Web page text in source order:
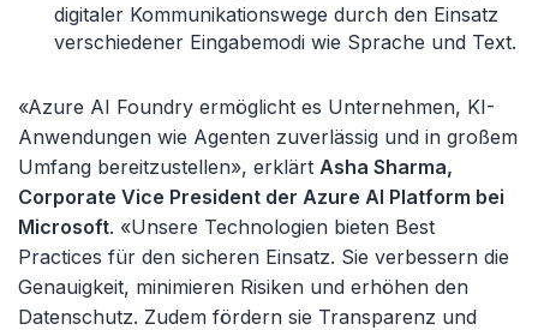
digitaler Kommunikationswege durch den Einsatz
verschiedener Eingabemodi wie Sprache und Text.
«Azure AI Foundry ermöglicht es Unternehmen, KI-
Anwendungen wie Agenten zuverlässig und in großem
Umfang bereitzustellen», erklärt Asha Sharma,
Corporate Vice President der Azure AI Platform bei
Microsoft. «Unsere Technologien bieten Best
Practices für den sicheren Einsatz. Sie verbessern die
Genauigkeit, minimieren Risiken und erhöhen den
Datenschutz. Zudem fördern sie Transparenz und